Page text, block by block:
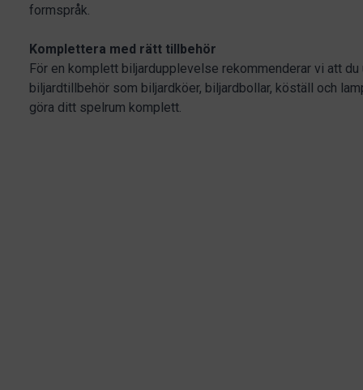
formspråk.
Komplettera med rätt tillbehör
För en komplett biljardupplevelse rekommenderar vi att
biljardtillbehör som biljardköer, biljardbollar, köställ och
göra ditt spelrum komplett.